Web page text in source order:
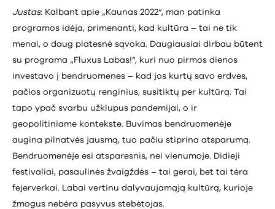
Justas: Kalbant apie „Kaunas 2022“, man patinka
programos idėja, primenanti, kad kultūra – tai ne tik
menai, o daug platesnė sąvoka. Daugiausiai dirbau būtent
su programa „Fluxus Labas!“, kuri nuo pirmos dienos
investavo į bendruomenes – kad jos kurtų savo erdves,
pačios organizuotų renginius, susitiktų per kultūrą. Tai
tapo ypač svarbu užklupus pandemijai, o ir
geopolitiniame kontekste. Buvimas bendruomenėje
augina pilnatvės jausmą, tuo pačiu stiprina atsparumą.
Bendruomenėje esi atsparesnis, nei vienumoje. Didieji
festivaliai, pasaulinės žvaigždės – tai gerai, bet tai tėra
fejerverkai. Labai vertinu dalyvaujamąją kultūrą, kurioje
žmogus nebėra pasyvus stebėtojas.